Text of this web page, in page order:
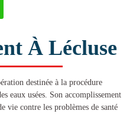
À Lécluse
destinée à la procédure
eaux usées. Son accomplissement
vie contre les problèmes de santé